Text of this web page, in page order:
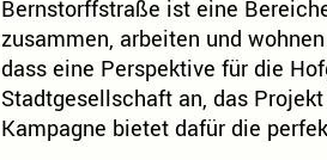
Bernstorffstraße ist eine
zusammen, arbeiten und
dass eine Perspektive für die
Stadtgesellschaft an, das
Kampagne bietet dafür die